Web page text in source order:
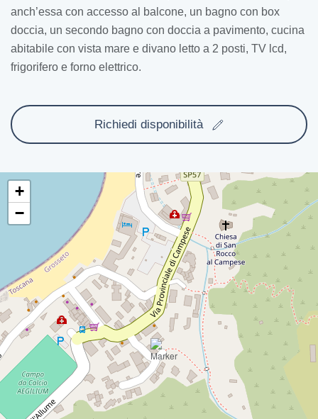
anch’essa con accesso al balcone, un bagno con box
doccia, un secondo bagno con doccia a pavimento, cucina
abitabile con vista mare e divano letto a 2 posti, TV lcd,
frigorifero e forno elettrico.
Richiedi disponibilità
+
−